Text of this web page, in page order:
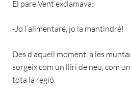
El pare Vent exclamava:
-Jo l’alimentaré, jo la mantindré!
Des d’aquell moment, a les
sorgeix com un lliri de neu, com
tota la regió.